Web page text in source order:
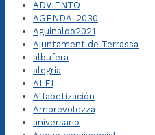
ADVIENTO
AGENDA_2030
Aguinaldo2021
Ajuntament de Terrassa
albufera
alegría
ALEI
Alfabetización
Amorevolezza
aniversario